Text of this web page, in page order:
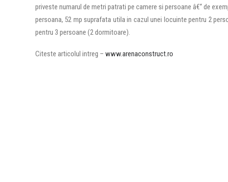
priveste numarul de metri patrati pe camere si persoane â€“ de
persoana, 52 mp suprafata utila in cazul unei locuinte pentru 2
pentru 3 persoane (2 dormitoare).
Citeste articolul intreg – www.arenaconstruct.ro